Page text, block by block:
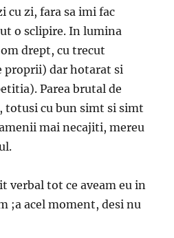
cu zi, fara sa imi fac
o sclipire. In lumina
drept, cu trecut
dar hotarat si
Parea brutal de
totusi cu bun simt si simt
mai necajiti, mereu
verbal tot ce aveam eu in
;a acel moment, desi nu